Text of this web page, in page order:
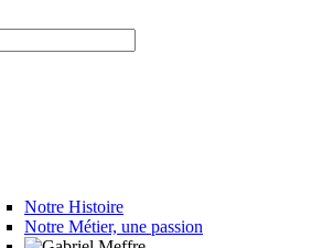
Notre Histoire
Notre Métier, une passion